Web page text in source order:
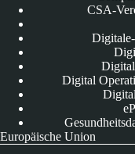
CSA-
Digital
Europäische Union